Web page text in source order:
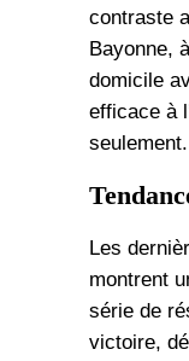
contraste
Bayonne,
domicile
efficace à
seulement.
Les
montrent
série de
victoire,